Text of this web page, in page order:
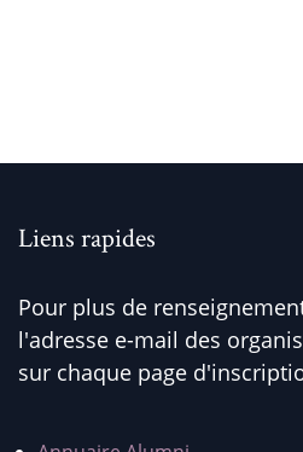
Liens rapides
Pour plus de
l'adresse e-mail des
sur chaque page